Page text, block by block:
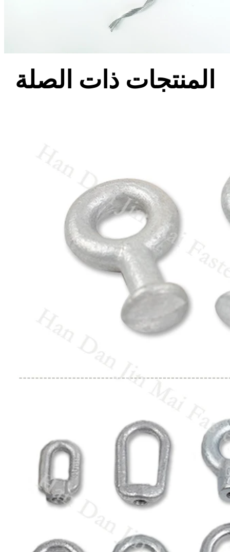
المنتجات ذات الصلة